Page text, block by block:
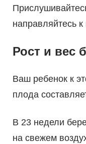
направляйтесь
Рост и вес
Ваш ребенок к
плода
В 23 недели
на свежем